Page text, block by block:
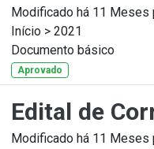
Modificado há 11 Meses
Início > 2021
Documento básico
Aprovado
Edital de
Modificado há 11 Meses